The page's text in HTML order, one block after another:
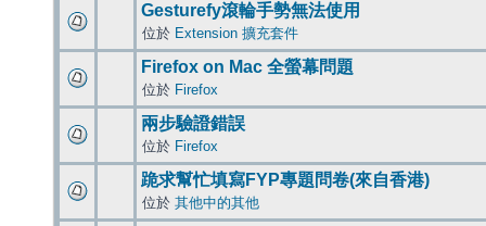
Gesturefy滾輪手勢無法使用
位於 Extension 擴充套件
Firefox on Mac 全螢幕問題
位於 Firefox
兩步驗證錯誤
位於 Firefox
跪求幫忙填寫FYP專題問卷(來自香港)
位於 其他中的其他